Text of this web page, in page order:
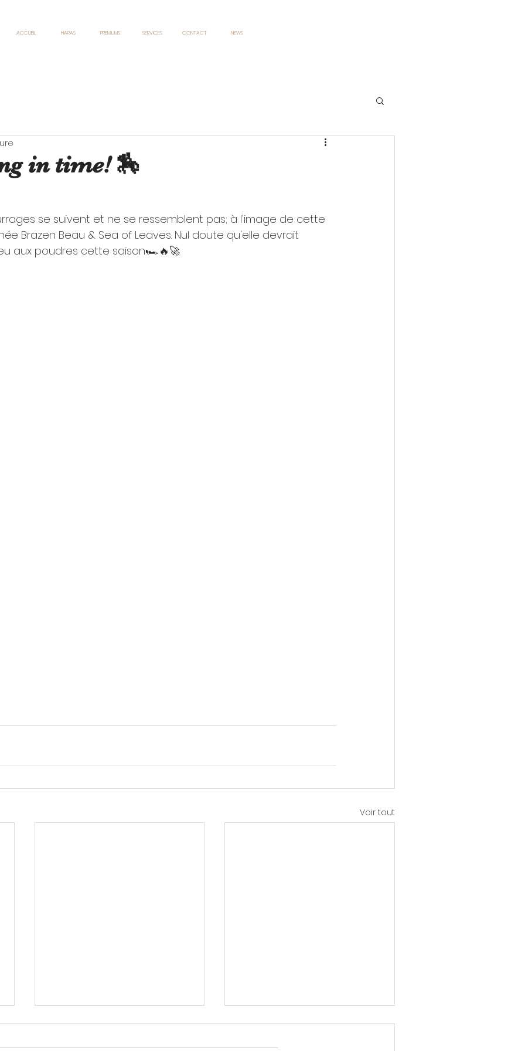
ACCUEIL HARAS PREMIUMS SERVICES CONTACT NEWS
in time! 🏇
se suivent et ne se ressemblent pas; à l'image de cette
Brazen Beau & Sea of Leaves. Nul doute qu'elle devrait
aux poudres cette saison🏎🔥🚀
Voir tout